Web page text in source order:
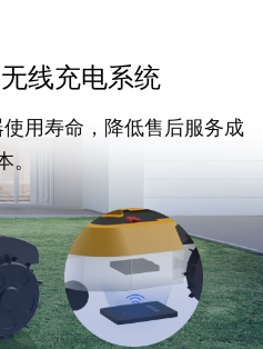
线充电系统
用寿命，降低售后服务成
。